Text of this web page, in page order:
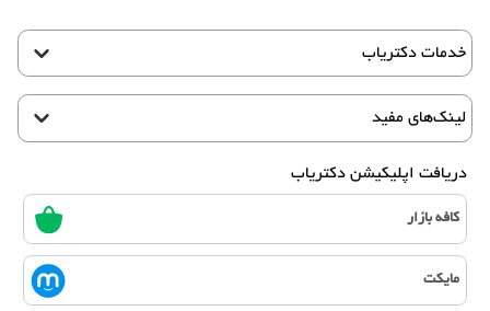
خدمات دکتریاب
لینک‌های مفید
دریافت اپلیکیشن دکتریاب
کافه بازار
مایکت